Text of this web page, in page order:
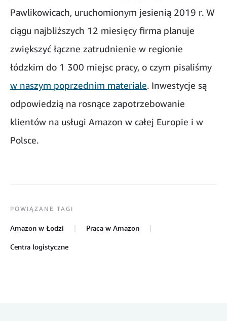
Pawlikowicach, uruchomionym jesienią 2019 r. W
ciągu najbliższych 12 miesięcy firma planuje
zwiększyć łączne zatrudnienie w regionie
łódzkim do 1 300 miejsc pracy, o czym pisaliśmy
w naszym poprzednim materiale. Inwestycje są
odpowiedzią na rosnące zapotrzebowanie
klientów na usługi Amazon w całej Europie i w
Polsce.
POWIĄZANE TAGI
Amazon w Łodzi Praca w Amazon
Centra logistyczne